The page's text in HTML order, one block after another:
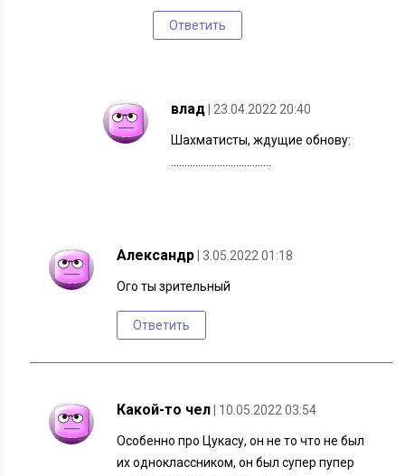
Ответить
влад | 23.04.2022 20:40
Шахматисты, ждущие обнову:
Александр | 3.05.2022 01:18
Ого ты зрительный
Ответить
Какой-то чел | 10.05.2022 03:54
Особенно про Цукасу, он не то что не был
их одноклассником, он был супер пупер